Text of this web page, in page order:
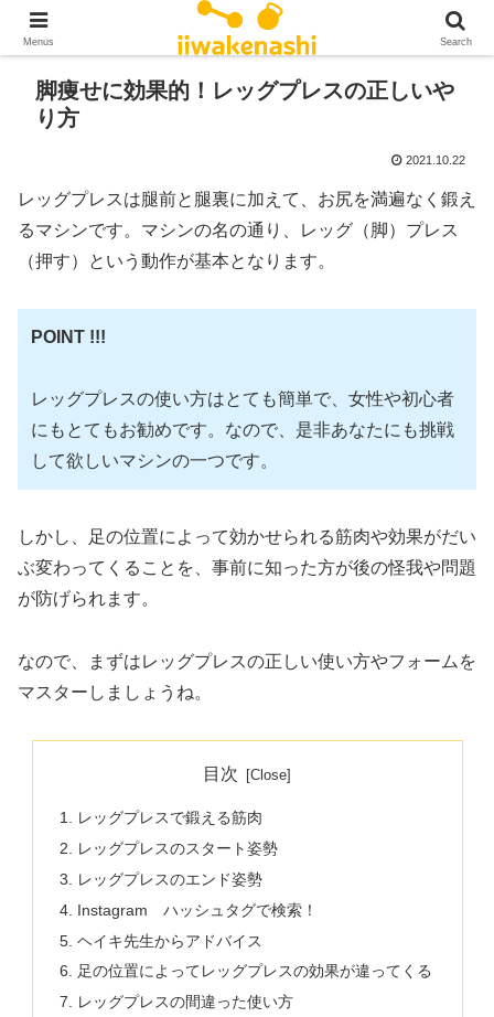
脚痩せに効果的！レッグプレスの正しいや
り方
2021.10.22
レッグプレスは腿前と腿裏に加えて、お尻を満遍なく鍛え
るマシンです。マシンの名の通り、レッグ（脚）プレス
（押す）という動作が基本となります。
POINT !!!
レッグプレスの使い方はとても簡単で、女性や初心者
にもとてもお勧めです。なので、是非あなたにも挑戦
して欲しいマシンの一つです。
しかし、足の位置によって効かせられる筋肉や効果がだい
ぶ変わってくることを、事前に知った方が後の怪我や問題
が防げられます。
なので、まずはレッグプレスの正しい使い方やフォームを
マスターしましょうね。
目次
レッグプレスで鍛える筋肉
レッグプレスのスタート姿勢
レッグプレスのエンド姿勢
Instagram ハッシュタグで検索！
ヘイキ先生からアドバイス
足の位置によってレッグプレスの効果が違ってくる
レッグプレスの間違った使い方
Menus Search